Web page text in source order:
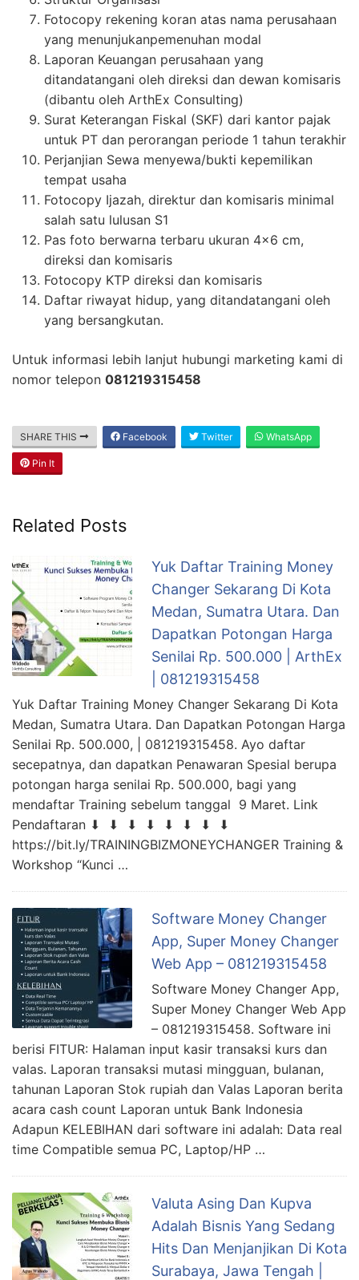
Fotocopy rekening koran atas nama perusahaan
yang menunjukanpemenuhan modal
Laporan Keuangan perusahaan yang
ditandatangani oleh direksi dan dewan komisaris
(dibantu oleh ArthEx Consulting)
Surat Keterangan Fiskal (SKF) dari kantor pajak
untuk PT dan perorangan periode 1 tahun terakhir
Perjanjian Sewa menyewa/bukti kepemilikan
tempat usaha
Fotocopy Ijazah, direktur dan komisaris minimal
salah satu lulusan S1
Pas foto berwarna terbaru ukuran 4×6 cm,
direksi dan komisaris
Fotocopy KTP direksi dan komisaris
Daftar riwayat hidup, yang ditandatangani oleh
yang bersangkutan.
Untuk informasi lebih lanjut hubungi marketing kami di
nomor telepon 081219315458
SHARE THIS Facebook Twitter WhatsApp
Pin It
Related Posts
Yuk Daftar Training Money
Changer Sekarang Di Kota
Medan, Sumatra Utara. Dan
Dapatkan Potongan Harga
Senilai Rp. 500.000 | ArthEx
| 081219315458
Yuk Daftar Training Money Changer Sekarang Di Kota
Medan, Sumatra Utara. Dan Dapatkan Potongan Harga
Senilai Rp. 500.000, | 081219315458. Ayo daftar
secepatnya, dan dapatkan Penawaran Spesial berupa
potongan harga senilai Rp. 500.000, bagi yang
mendaftar Training sebelum tanggal 9 Maret. Link
Pendaftaran ⬇ ⬇ ⬇ ⬇ ⬇ ⬇ ⬇ ⬇
https://bit.ly/TRAININGBIZMONEYCHANGER Training &
Workshop “Kunci …
Software Money Changer
App, Super Money Changer
Web App – 081219315458
Software Money Changer App,
Super Money Changer Web App
– 081219315458. Software ini
berisi FITUR: Halaman input kasir transaksi kurs dan
valas. Laporan transaksi mutasi mingguan, bulanan,
tahunan Laporan Stok rupiah dan Valas Laporan berita
acara cash count Laporan untuk Bank Indonesia
Adapun KELEBIHAN dari software ini adalah: Data real
time Compatible semua PC, Laptop/HP …
Valuta Asing Dan Kupva
Adalah Bisnis Yang Sedang
Hits Dan Menjanjikan Di Kota
Surabaya, Jawa Tengah |